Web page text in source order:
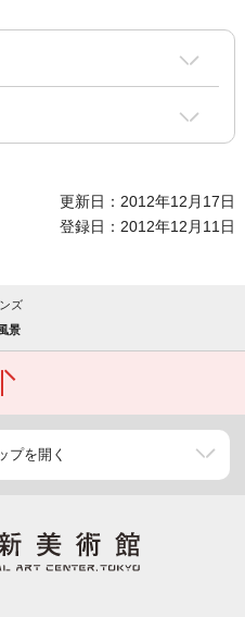
更新日：2012年12月17日
登録日：2012年12月11日
ズ
景
プを開く